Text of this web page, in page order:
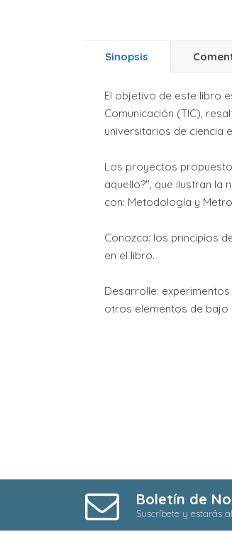
Sinopsis
El objetivo de este libro
Comunicación (TIC),
universitarios de ciencia
Los proyectos
aquello?", que ilustran
con: Metodología y
Conozca: los principios
en el libro.
Desarrolle:
otros elementos de bajo
Boletín de
Suscríbete y estarás